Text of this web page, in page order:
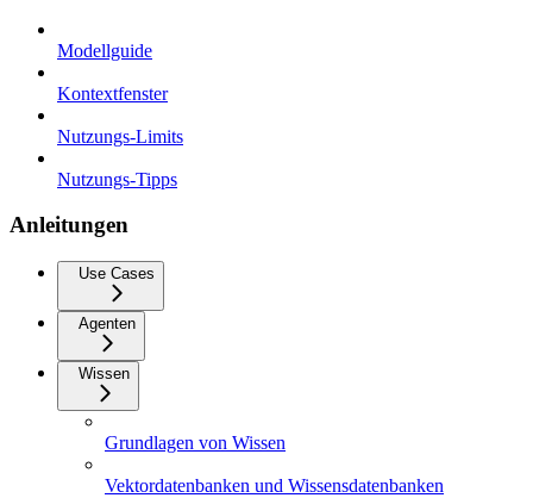
Modellguide
Kontextfenster
Nutzungs-Limits
Nutzungs-Tipps
Anleitungen
Use Cases
Agenten
Wissen
Grundlagen von Wissen
Vektordatenbanken und Wissensdatenbanken